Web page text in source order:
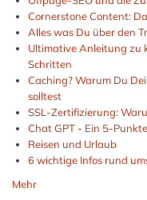
Cornerstone Content:
Alles was Du über den
Ultimative Anleitung zu
Schritten
Caching? Warum Du
solltest
SSL-Zertifizierung:
Chat GPT - Ein 5-
Reisen und Urlaub
6 wichtige Infos rund
Mehr